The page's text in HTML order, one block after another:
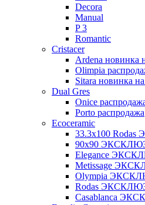
Decora
Manual
P 3
Romantic
Cristacer
Ardena новинка
Olimpia
Sitara новинка
Dual Gres
Onice
Porto распродажа
Ecoceramic
33.3х100
90x90
Elegance
Metissage
Olympia
Rodas
Сasablanca